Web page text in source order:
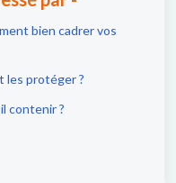
bien cadrer vos
les protéger ?
contenir ?